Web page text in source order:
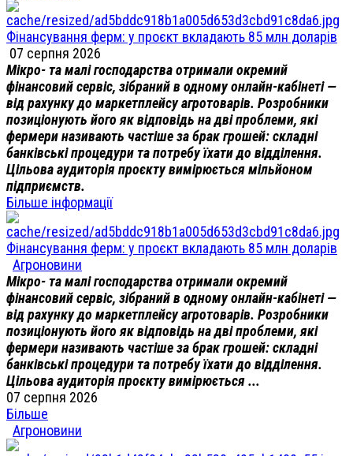
Фінансування ферм: у проєкт вкладають 85 млн доларів
07 серпня 2026
Мікро- та малі господарства отримали окремий
фінансовий сервіс, зібраний в одному онлайн-кабінеті —
від рахунку до маркетплейсу агротоварів. Розробники
позиціонують його як відповідь на дві проблеми, які
фермери називають частіше за брак грошей: складні
банківські процедури та потребу їхати до відділення.
Цільова аудиторія проєкту вимірюється мільйоном
підприємств.
Більше інформації
Фінансування ферм: у проєкт вкладають 85 млн доларів
Агроновини
Мікро- та малі господарства отримали окремий
фінансовий сервіс, зібраний в одному онлайн-кабінеті —
від рахунку до маркетплейсу агротоварів. Розробники
позиціонують його як відповідь на дві проблеми, які
фермери називають частіше за брак грошей: складні
банківські процедури та потребу їхати до відділення.
Цільова аудиторія проєкту вимірюється ...
07 серпня 2026
Більше
Агроновини